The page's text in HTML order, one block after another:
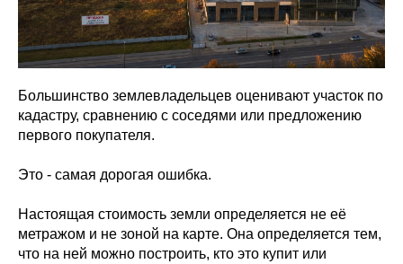
Большинство землевладельцев оценивают участок по
кадастру, сравнению с соседями или предложению
первого покупателя.
Это - самая дорогая ошибка.
Настоящая стоимость земли определяется не её
метражом и не зоной на карте. Она определяется тем,
что на ней можно построить, кто это купит или